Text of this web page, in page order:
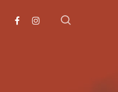
facebookinstagram